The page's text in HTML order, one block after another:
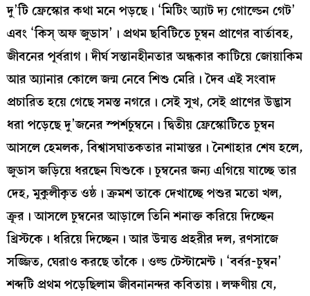
দু’টি ফ্রেস্কোর কথা মনে পড়ছে। ‘মিটিং অ্যাট দ্য গোল্ডেন গেট’
এবং ‘কিস্‌ অফ জুডাস’। প্রথম ছবিটিতে চুম্বন প্রাণের বার্তাবহ,
জীবনের পূর্বরাগ। দীর্ঘ সন্তানহীনতার অন্ধকার কাটিয়ে জোয়াকিম
আর অ্যানার কোলে জন্ম নেবে শিশু মেরি। দৈব এই সংবাদ
প্রচারিত হয়ে গেছে সমস্ত নগরে। সেই সুখ, সেই প্রাণের উদ্ভাস
ধরা পড়েছে দু’জনের স্পর্শচুম্বনে। দ্বিতীয় ফ্রেস্কোটিতে চুম্বন
আসলে হেমলক, বিশ্বাসঘাতকতার নামান্তর। নৈশাহার শেষ হলে,
জুডাস জড়িয়ে ধরছেন যিশুকে। চুম্বনের জন্য এগিয়ে যাচ্ছে তার
দেহ, মুকুলীকৃত ওষ্ঠ। ক্রমশ তাকে দেখাচ্ছে পশুর মতো খল,
ক্রূর। আসলে চুম্বনের আড়ালে তিনি শনাক্ত করিয়ে দিচ্ছেন
খ্রিস্টকে। ধরিয়ে দিচ্ছেন। আর উন্মত্ত প্রহরীর দল, রণসাজে
সজ্জিত, ঘেরাও করছে তাঁকে। ওল্ড টেস্টামেন্ট। ‘বর্বর-চুম্বন’
শব্দটি প্রথম পড়েছিলাম জীবনানন্দর কবিতায়। লক্ষণীয় যে,